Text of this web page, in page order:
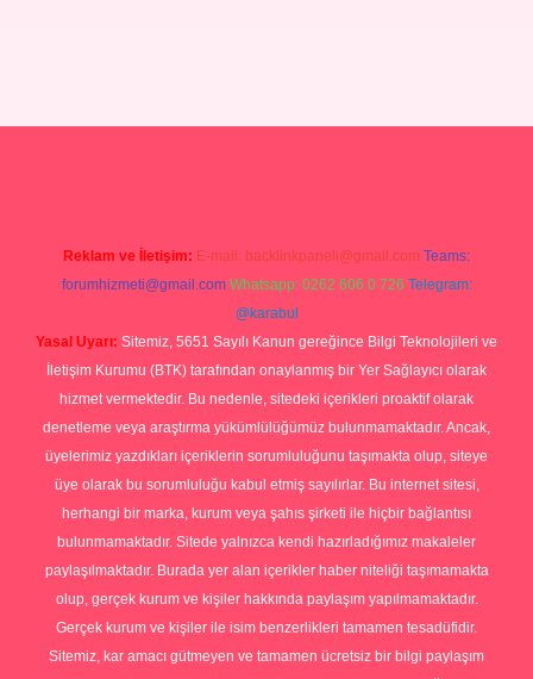
Reklam ve İletişim: E-mail: backlinkpaneli@gmail.com Teams:
forumhizmeti@gmail.com Whatsapp: 0262 606 0 726 Telegram:
@karabul
Yasal Uyarı: Sitemiz, 5651 Sayılı Kanun gereğince Bilgi Teknolojileri ve
İletişim Kurumu (BTK) tarafından onaylanmış bir Yer Sağlayıcı olarak
hizmet vermektedir. Bu nedenle, sitedeki içerikleri proaktif olarak
denetleme veya araştırma yükümlülüğümüz bulunmamaktadır. Ancak,
üyelerimiz yazdıkları içeriklerin sorumluluğunu taşımakta olup, siteye
üye olarak bu sorumluluğu kabul etmiş sayılırlar. Bu internet sitesi,
herhangi bir marka, kurum veya şahıs şirketi ile hiçbir bağlantısı
bulunmamaktadır. Sitede yalnızca kendi hazırladığımız makaleler
paylaşılmaktadır. Burada yer alan içerikler haber niteliği taşımamakta
olup, gerçek kurum ve kişiler hakkında paylaşım yapılmamaktadır.
Gerçek kurum ve kişiler ile isim benzerlikleri tamamen tesadüfidir.
Sitemiz, kar amacı gütmeyen ve tamamen ücretsiz bir bilgi paylaşım